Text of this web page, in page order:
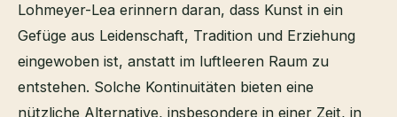
Lohmeyer-Lea erinnern daran, dass Kunst in ein
Gefüge aus Leidenschaft, Tradition und Erziehung
eingewoben ist, anstatt im luftleeren Raum zu
entstehen. Solche Kontinuitäten bieten eine
nützliche Alternative, insbesondere in einer Zeit, in